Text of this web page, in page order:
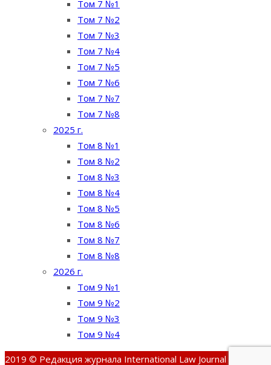
Том 7 №1
Том 7 №2
Том 7 №3
Том 7 №4
Том 7 №5
Том 7 №6
Том 7 №7
Том 7 №8
2025 г.
Том 8 №1
Том 8 №2
Том 8 №3
Том 8 №4
Том 8 №5
Том 8 №6
Том 8 №7
Том 8 №8
2026 г.
Том 9 №1
Том 9 №2
Том 9 №3
Том 9 №4
2019 © Редакция журнала International Law Journal /